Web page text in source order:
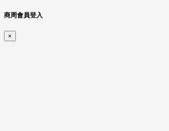
商周會員登入
×